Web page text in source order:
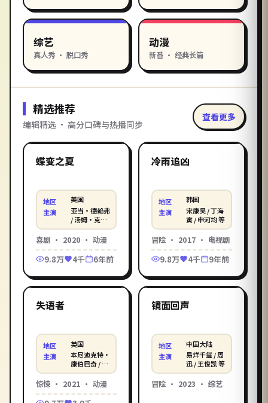
综艺
真人秀 · 脱口秀
动漫
新番 · 经典长篇
精选推荐
编辑精选 · 高分口碑与热播同步
查看更多
精选
1:39:36
蝶变之夏
地区
美国
主演
亚当·德赖弗
/ 汤姆·克鲁
斯 / 克里斯蒂
安·贝尔
喜剧 · 2020 · 动漫
9.8万 4千 6年前
精选
2:33:12
冷雨追凶
地区
韩国
主演
宋康昊 / 丁海
寅 / 申河均 等
冒险 · 2017 · 电视剧
9.8万 4千 9年前
精选
失语者
地区
英国
主演
本尼迪克特·
康伯巴奇 / 河
智苑 / 艾玛·
斯通
惊悚 · 2021 · 动漫
精选
镜面回声
地区
中国大陆
主演
易烊千玺 / 周
迅 / 王俊凯 等
冒险 · 2023 · 综艺